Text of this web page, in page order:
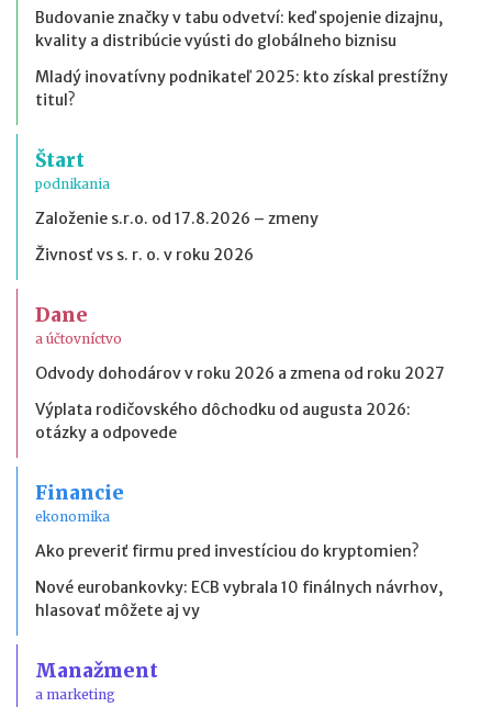
Budovanie značky v tabu odvetví: keď spojenie dizajnu,
kvality a distribúcie vyústi do globálneho biznisu
Mladý inovatívny podnikateľ 2025: kto získal prestížny
titul?
Štart
podnikania
Založenie s.r.o. od 17.8.2026 – zmeny
Živnosť vs s. r. o. v roku 2026
Dane
a účtovníctvo
Odvody dohodárov v roku 2026 a zmena od roku 2027
Výplata rodičovského dôchodku od augusta 2026:
otázky a odpovede
Financie
ekonomika
Ako preveriť firmu pred investíciou do kryptomien?
Nové eurobankovky: ECB vybrala 10 finálnych návrhov,
hlasovať môžete aj vy
Manažment
a marketing